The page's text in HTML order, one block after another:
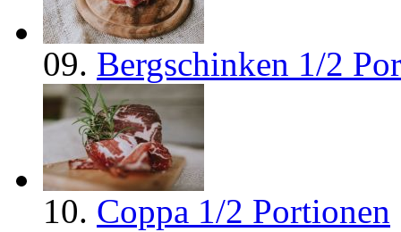
09. Bergschinken 1/2
10. Coppa 1/2 Portionen